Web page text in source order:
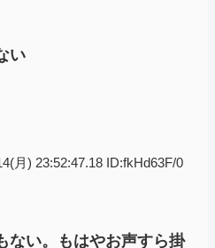
い
月) 23:52:47.18 ID:fkHd63F/0
ない。もはやお声すら掛